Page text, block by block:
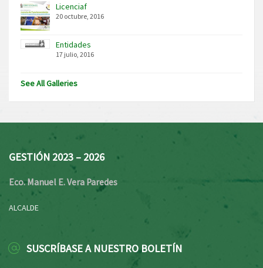
Licenciaf
20 octubre, 2016
Entidades
17 julio, 2016
See All Galleries
GESTIÓN 2023 – 2026
Eco. Manuel E. Vera Paredes
ALCALDE
SUSCRÍBASE A NUESTRO BOLETÍN